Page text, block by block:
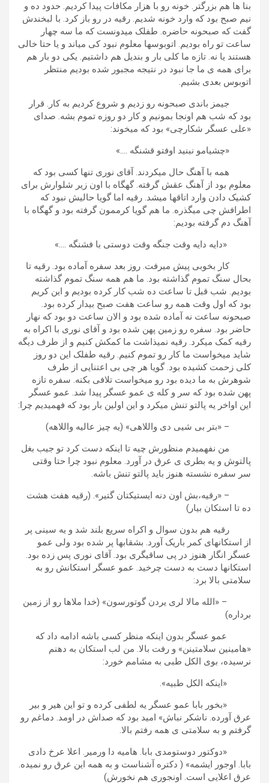
بنا ها هم بزرگتر. خونه رو با هزار مکافات پیدا کردیم. حدود ده و
نیم صبح بود که وارد خونه شدیم. رقیه در رو باز کرد. با لبخندش
گفت که صبحونه حاضره. طفلک میدونست که ما سه چهار
ساعت تو راه بودیم. اتوبوسها معلوم نبود کی میاند و یا حتا خالی
هستند یا نه. تازه ما کلی بار و بندیل هم داشتیم. یکی دو بار هم
برای همه ی ما جا نبود در نتیجه مجبور شده بودیم منتظر
اتوبوس بعدی بشیم.
جیمز باندی صبحونه رو زدیم و شروع کردیم به کار. قرار
بود که شب هم اونجا بمونیم و کار دو روزه تموم بشه. صدای
«علی عسگر شکارچی» بود که میخوند:
«چشیامو نبنید اوفتو قشنگه ….»
همه با آهنگ حال میکردند. آقای نوری تنها کسی بود که
معلوم بود از آهنگ عقش گرفته. گهگاه با اون زیر شلوارش برای
کشیک دادن وارد اتاقها میشد. رقیه اما گویا حالیش نبود که
اطرافش چی میگذره. ما هم گویا کرممون گرفته بود و گهگاه با
آهنگ دم گرفته بودیم:
«دایه دایه وقت جنگه وقت دوستی با فشنگه ….»
کار بخوبی پیش میرفت. روز بعد سفره آماده بود. رقیه تا
بحال سنگ تموم گذاشته بود. ما هم همه سنگ تموم گذاشته
بودیم. شب قبل تا ساعت ده شب کار کرده بودیم و این کریم
بود که اول وقت همه رو ساعت هفت صبح بیدار کرده بود.
صبحونه ساعت نه آماده شده بود و الان ساعت دو بود که نهار
حاضر بود. سفره رو زمین پهن شده بود و آقای نوری با اکراه به
رقیه کمک میکرد. رقیه نمیذاشت ما کمکش کنیم و از طرف دیگه
شاید میخواست ما کار رو تموم کنیم. رقیه طفلک این دو روز
کلی زحمت کشیده بود. گویا هر چی بی اعتنایی از طرف
شوهرش به ما دیده بود رو میخواست تلافی بکنه. سفره تازه
پهن شده بود که سر و کله ی عمو عسگر پیدا شد. عمو عسگر
این اواخر یه پالتو تنش میکرد و این اولین بار بود که فهمیدیم چرا:
– «بتر بی شیی دی واللاهی» (یه چیز عالیه واللاهه)
من نفهمیدم منظورش چیه تا اینکه دست کرد تو جیب بغل
پالتوش و یه بطری ی عرق در آورد. معلوم نبود چرا حتا وقتی
سر سفره نشسته هنوز باید پالتو تنش باشه.
– «رقیه،بش اون دنه ایستیکتان گتیر». (رقیه هفت هشت
ده تا استکان بیار)
رقیه هم بدون سوال و اکراه سریع بلند شد و یه سینی پر
از استکانهای کمر باریک آورد. بشقابها پر شده بود ولی عمو
عسگر انگار هنوز در پی ساقیگری بود. آقای نوری پس زده بود.
استکانها دست به دست چرخید. عمو عسگر استکانش رو به
سلامتی بالا برد:
– «الله مالا لری یردن گوتورسون» (خدا ملاها رو از زمین
برداره)
عمو عسگر بدون اینکه منظر کسی باشه ادامه داد که
«هامینین سلامتینن» و رفت بالا. من لب استکان به دهنم
نرسیده، بوی الکل طبی به مشامم خورد:
«اینکه الکل طبیه».
«بخور بابا عمو عسگر یه لطفی کرده و تو این هیر و بیر
عرق آورده. ناشکر نباش» امید بود که صداش در اومد. دماغم رو
گرفتم و به سلامتی ی همه رفتم بالا.
«دوکتور دوستومدی بابا. هامیه دا ورمیر. اعلا عرخ دادی
بابا. اوجور ایشمه» ( دکتره آشناست و به همه این عرق رو نمیده.
عرق اعلایی است. اونجوری هم نخورش)